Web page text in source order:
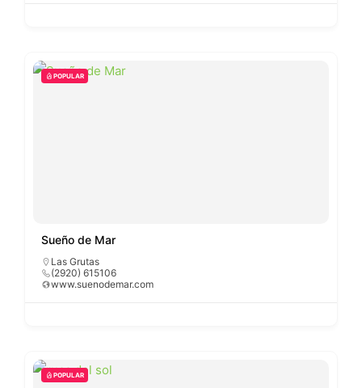
POPULAR
Sueño de Mar
Las Grutas
(2920) 615106
www.suenodemar.com
POPULAR